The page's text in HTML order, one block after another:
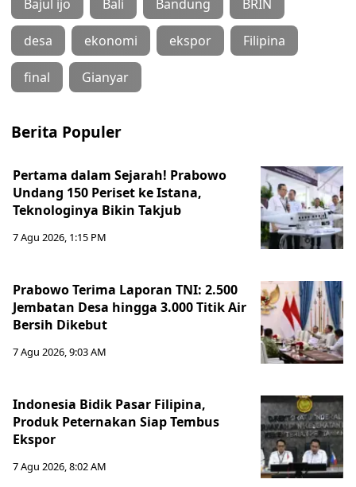
Bajul ijo Bali Bandung BRIN
desa ekonomi ekspor Filipina
final Gianyar
Berita Populer
Pertama dalam Sejarah! Prabowo
Undang 150 Periset ke Istana,
Teknologinya Bikin Takjub
7 Agu 2026, 1:15 PM
Prabowo Terima Laporan TNI: 2.500
Jembatan Desa hingga 3.000 Titik Air
Bersih Dikebut
7 Agu 2026, 9:03 AM
Indonesia Bidik Pasar Filipina,
Produk Peternakan Siap Tembus
Ekspor
7 Agu 2026, 8:02 AM